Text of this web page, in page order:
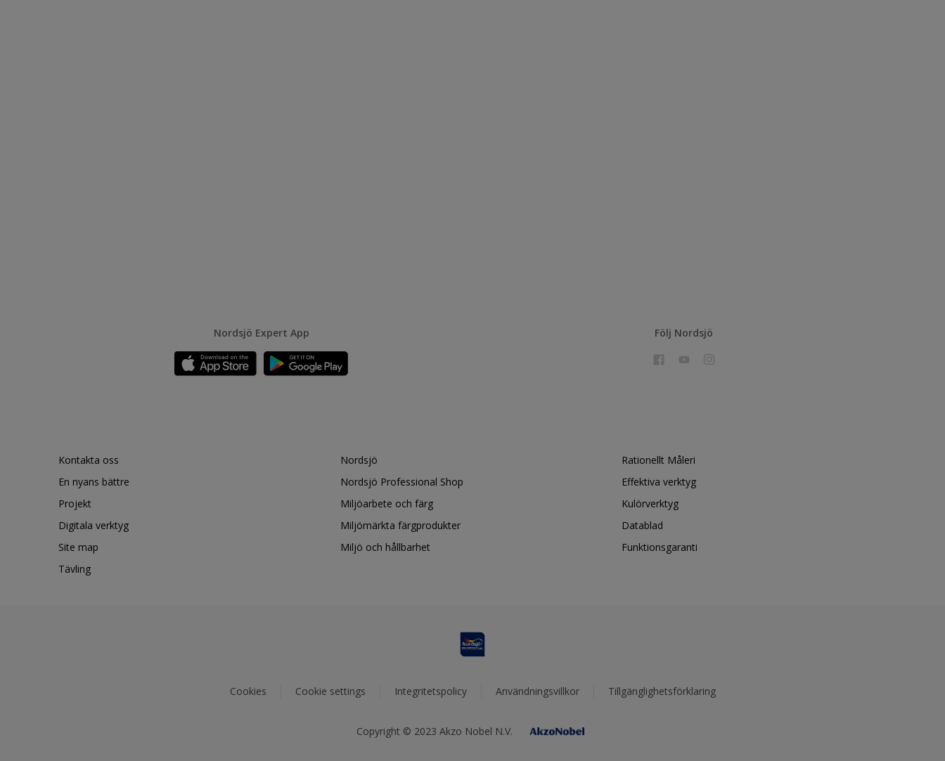
Nordsjö Expert App Följ Nordsjö
Kontakta oss
En nyans bättre
Projekt
Digitala verktyg
Site map
Tävling
Nordsjö
Nordsjö Professional Shop
Miljöarbete och färg
Miljömärkta färgprodukter
Miljö och hållbarhet
Rationellt Måleri
Effektiva verktyg
Kulörverktyg
Datablad
Funktionsgaranti
Cookies Cookie settings Integritetspolicy Användningsvillkor Tillgänglighetsförklaring
Copyright © 2023 Akzo Nobel N.V.